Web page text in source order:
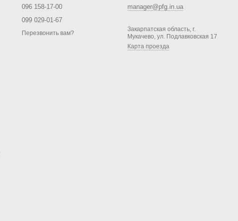
096 158-17-00
099 029-01-67
Перезвонить вам?
manager@pfg.in.ua
Закарпатская область, г.
Мукачево, ул. Подлавковская 17
Карта проезда